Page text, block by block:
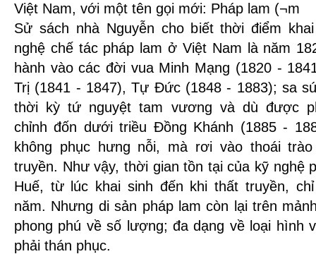
Việt Nam, với một tên gọi mới: Pháp lam
Sử sách nhà Nguyễn cho biết thời điểm
nghệ chế tác pháp lam ở Việt Nam là năm
hành vào các đời vua Minh Mạng (1820 -
Trị (1841 - 1847), Tự Đức (1848 - 1883); sa
thời kỳ tứ nguyệt tam vương và dù được
chỉnh đốn dưới triều Đồng Khánh (1885 -
không phục hưng nỗi, mà rơi vào thoái
truyền. Như vậy, thời gian tồn tại của kỹ nghệ
Huế, từ lúc khai sinh đến khi thất truyền,
năm. Nhưng di sản pháp lam còn lại trên
phong phú về số lượng; đa dạng về loại hình
phải thán phục.